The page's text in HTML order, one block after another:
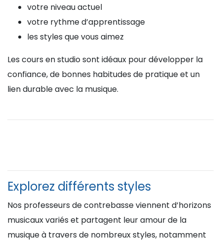
votre niveau actuel
votre rythme d’apprentissage
les styles que vous aimez
Les cours en studio sont idéaux pour développer la
confiance, de bonnes habitudes de pratique et un
lien durable avec la musique.
Explorez différents styles
Nos professeurs de contrebasse viennent d’horizons
musicaux variés et partagent leur amour de la
musique à travers de nombreux styles, notamment